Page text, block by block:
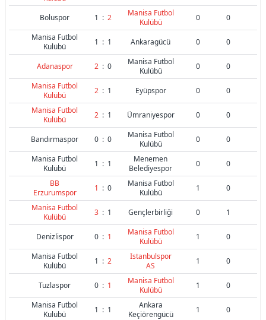
Boluspor 1 : 2
Manisa Futbol
Kulübü
0
0
Manisa Futbol
Kulübü
1 : 1 Ankaragücü 0 0
Adanaspor 2 : 0
Manisa Futbol
Kulübü
0
0
Manisa Futbol
Kulübü
2 : 1 Eyüpspor 0
0
Manisa Futbol
Kulübü
2 : 1 Ümraniyespor 0 0
Bandırmaspor 0 : 0
Manisa Futbol
Kulübü
0
0
Manisa Futbol
Kulübü
1 : 1
Menemen
Belediyespor
0
0
BB
Erzurumspor
1 : 0
Manisa Futbol
Kulübü
1
0
Manisa Futbol
Kulübü
3 : 1 Gençlerbirliği 0 1
Denizlispor 0 : 1
Manisa Futbol
Kulübü
1
0
Manisa Futbol
Kulübü
1 : 2
Istanbulspor
AS
1 0
Tuzlaspor 0 : 1
Manisa Futbol
Kulübü
1
0
Manisa Futbol
Kulübü
1 : 1
Ankara
Keçiörengücü
1 0